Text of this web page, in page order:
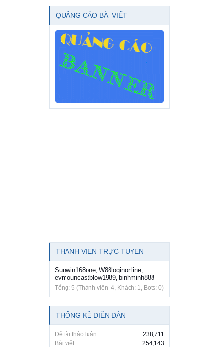
QUẢNG CÁO BÀI VIẾT
THÀNH VIÊN TRỰC TUYẾN
Sunwin168one W88loginonline
evmouncastblow1989 binhminh888
Tổng: 5 (Thành viên: 4, Khách: 1, Bots: 0)
THỐNG KÊ DIỄN ĐÀN
Đề tài thảo luận:
238,711
Bài viết:
254,143